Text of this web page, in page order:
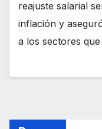
reajuste salarial
inflación y
a los sectores